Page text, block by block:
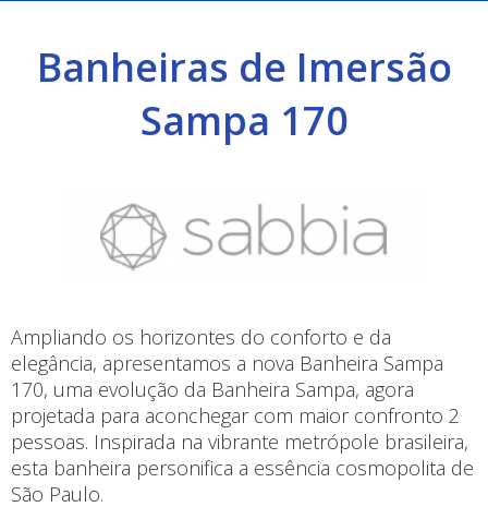
Banheiras de Imersão
Sampa 170
Ampliando os horizontes do conforto e da
elegância, apresentamos a nova Banheira Sampa
170, uma evolução da Banheira Sampa, agora
projetada para aconchegar com maior confronto 2
pessoas. Inspirada na vibrante metrópole brasileira,
esta banheira personifica a essência cosmopolita de
São Paulo.